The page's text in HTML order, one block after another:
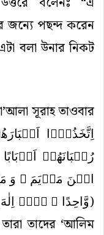
জন্যে পছন্দ করেন
বলা উনার নিকট
সূরাহ তাওবার
اِتَّخَذُوۡۤا
رُهۡبَانَهُمۡ
ابۡنَ مَرۡیَمَ ۚ وَ
وَّاحِدًا ۚ لَاۤ)
তাদের ‘আলিম